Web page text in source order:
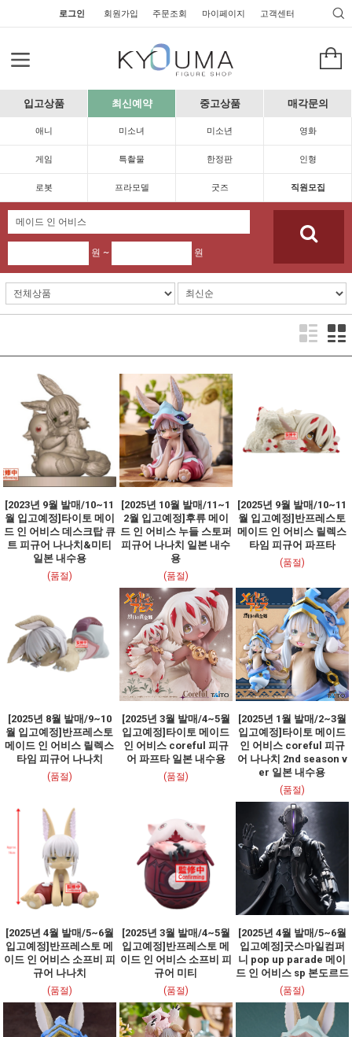
로그인 회원가입 주문조회 마이페이지 고객센터
입고상품 최신예약 중고상품 매각문의
애니 미소녀 미소년 영화
게임 특촬물 한정판 인형
로봇 프라모델 굿즈 직원모집
원 ~ 원
[2023년 9월 발매/10~11
월 입고예정]타이토 메이
드 인 어비스 데스크탑 큐
트 피규어 나나치&미티
일본 내수용
(품절)
[2025년 10월 발매/11~1
2월 입고예정]후류 메이
드 인 어비스 누들 스토퍼
피규어 나나치 일본 내수
용
(품절)
[2025년 9월 발매/10~11
월 입고예정]반프레스토
메이드 인 어비스 릴렉스
타임 피규어 파프타
(품절)
[2025년 8월 발매/9~10
월 입고예정]반프레스토
메이드 인 어비스 릴렉스
타임 피규어 나나치
(품절)
[2025년 3월 발매/4~5월
입고예정]타이토 메이드
인 어비스 coreful 피규
어 파프타 일본 내수용
(품절)
[2025년 1월 발매/2~3월
입고예정]타이토 메이드
인 어비스 coreful 피규
어 나나치 2nd season v
er 일본 내수용
(품절)
[2025년 4월 발매/5~6월
입고예정]반프레스토 메
이드 인 어비스 소프비 피
규어 나나치
(품절)
[2025년 3월 발매/4~5월
입고예정]반프레스토 메
이드 인 어비스 소프비 피
규어 미티
(품절)
[2025년 4월 발매/5~6월
입고예정]굿스마일컴퍼
니 pop up parade 메이
드 인 어비스 sp 본도르드
(품절)